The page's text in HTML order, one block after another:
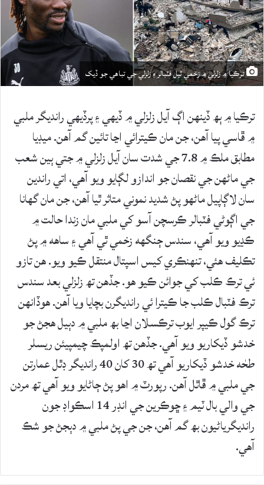
ترڪيا ۾ زلزلي ۾ زخمي ٿيل فٽبالر ۽ زلزلي جي تباهي جو ڏيک
ترڪيا ۾ ٻھ ڏينهن اڳ آيل زلزلي ۾ ڏيهي ۽ پرڏيهي رانديگر ملبي
۾ ڦاسي پيا آهن، جن مان ڪيترائي اڃا تائين گم آهن. ميڊيا
مطابق ملڪ ۾ 7.8 جي شدت سان آيل زلزلي ۾ جتي ٻين شعب
جي ماڻهن جي نقصان جو اندازو لڳايو ويو آهي، اتي راندين
سان لاڳاپيل ماڻهو پڻ شديد نموني متاثر ٿيا آهن، جن مان گهانا
جي اڳوڻي فٽبالر ڪرسچن آسو کي ملبي مان زندا حالت ۾
ڪڍيو ويو آهي، سندس ڄنگهه زخمي ٿي آهي ۽ ساهه ۾ پڻ
تڪليف هئي، تنهنڪري کيس اسپتال منتقل ڪيو ويو. هن تازو
ئي ترڪ ڪلب کي جوائن ڪيو هو. جڏهن تھ زلزلي بعد سندس
ترڪ فٽبال ڪلب جا ڪيترا ئي رانديگرن بچايا ويا آهن. هوڏانهن
ترڪ گول ڪيپر ايوب ترڪسلان اڃا بھ ملبي ۾ دٻيل هجڻ جو
خدشو ڏيکاريو ويو آهي. جڏهن تھ اولمپڪ چيمپيئن ريسلر
طحٰه خدشو ڏيکاريو آهي تھ 30 کان 40 رانديگر ڊٿل عمارتن
جي ملبي ۾ ڦاٿل آهن. رپورٽ ۾ اهو پڻ ڄاڻايو ويو آهي تھ مردن
جي والي بال ٽيم ۽ ڇوڪرين جي انڊر 14 اسڪواڊ جون
رانديگرياڻيون بھ گم آهن، جن جي پڻ ملبي ۾ دٻجڻ جو شڪ
آهي.